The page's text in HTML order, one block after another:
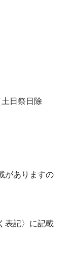
日祭日除
がありますの
表記〉に記載